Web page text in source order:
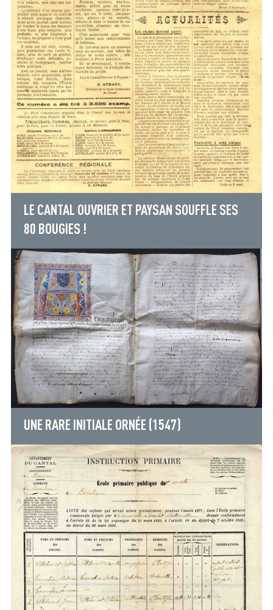
LE CANTAL OUVRIER ET PAYSAN SOUFFLE SES
80 BOUGIES !
UNE RARE INITIALE ORNÉE (1547)